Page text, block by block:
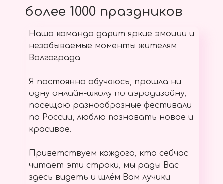
более 1000 праздников
Наша команда дарит яркие эмоции и
незабываемые моменты жителям
Волгограда
Я постоянно обучаюсь, прошла ни
одну онлайн-школу по аэродизайну,
посещаю разнообразные фестивали
по России, люблю познавать новое и
красивое.
Приветствуем каждого, кто сейчас
читает эти строки, мы рады Вас
здесь видеть и шлём Вам лучики